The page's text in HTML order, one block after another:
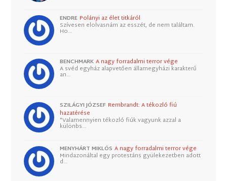
ENDRE Polányi az élet titkáról
Szívesen elolvasnám az esszét, de nem találtam.
Ho…
BENCHMARK A nagy forradalmi terror vége
A svéd egyház alapvetően államegyházi karakterű
an…
SZILÁGYI JÓZSEF Rembrandt: A tékozló fiú
hazatérése
"Valamennyien tékozló fiúk vagyunk azzal a
különbs…
MENYHÁRT MIKLÓS A nagy forradalmi terror vége
Mindazonáltal egy protestáns gyülekezetben adott
d…